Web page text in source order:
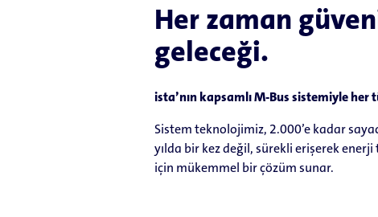
Her zaman
geleceği.
ista’nın kapsamlı M-Bus sistemiyle
Sistem teknolojimiz, 2.000’e kadar
yılda bir kez değil, sürekli erişerek
için mükemmel bir çözüm sunar.